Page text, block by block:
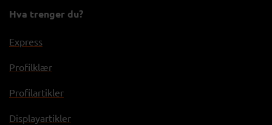
Hva trenger du?
Express
Profilklær
Profilartikler
Displayartikler